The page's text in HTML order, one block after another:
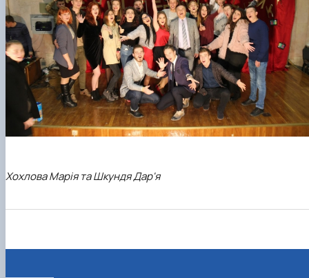
Хохлова Марія та Шкундя Дар'я